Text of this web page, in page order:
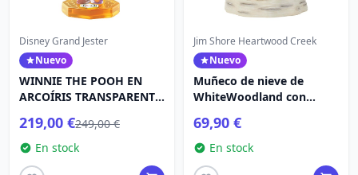
Disney Grand Jester
Nuevo
WINNIE THE POOH EN
ARCOÍRIS TRANSPARENTE
219,00 €249,00 €
En stock
Jim Shore Heartwood Creek
Nuevo
Muñeco de nieve de
WhiteWoodland con
Creek
69,90 €
En stock